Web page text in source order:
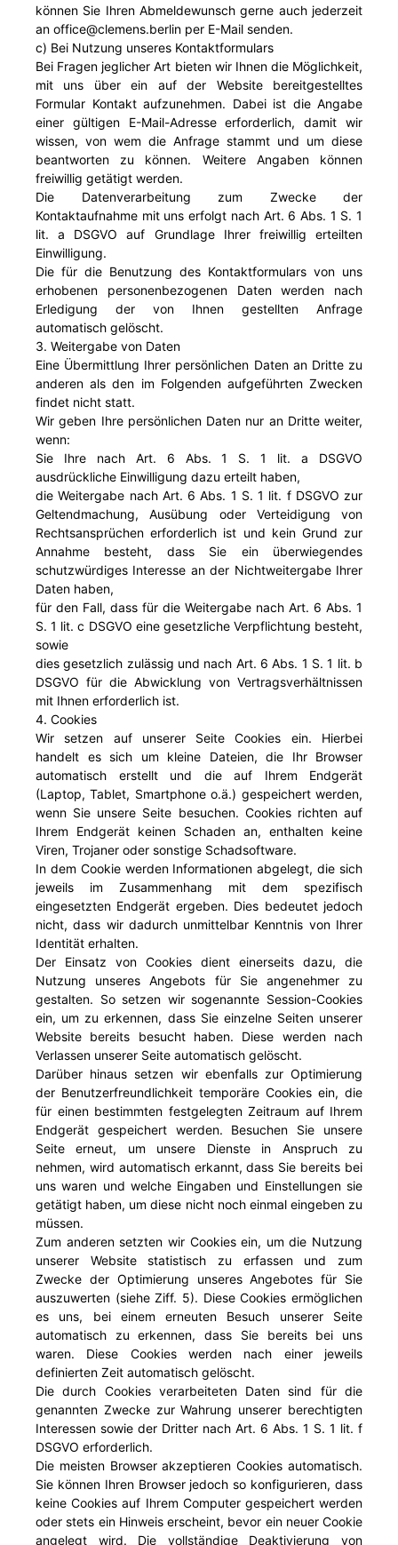
können Sie Ihren Abmeldewunsch gerne auch jederzeit
an office@clemens.berlin per E-Mail senden.
c) Bei Nutzung unseres Kontaktformulars
Bei Fragen jeglicher Art bieten wir Ihnen die Möglichkeit,
mit uns über ein auf der Website bereitgestelltes
Formular Kontakt aufzunehmen. Dabei ist die Angabe
einer gültigen E-Mail-Adresse erforderlich, damit wir
wissen, von wem die Anfrage stammt und um diese
beantworten zu können. Weitere Angaben können
freiwillig getätigt werden.
Die Datenverarbeitung zum Zwecke der
Kontaktaufnahme mit uns erfolgt nach Art. 6 Abs. 1 S. 1
lit. a DSGVO auf Grundlage Ihrer freiwillig erteilten
Einwilligung.
Die für die Benutzung des Kontaktformulars von uns
erhobenen personenbezogenen Daten werden nach
Erledigung der von Ihnen gestellten Anfrage
automatisch gelöscht.
3. Weitergabe von Daten
Eine Übermittlung Ihrer persönlichen Daten an Dritte zu
anderen als den im Folgenden aufgeführten Zwecken
findet nicht statt.
Wir geben Ihre persönlichen Daten nur an Dritte weiter,
wenn:
Sie Ihre nach Art. 6 Abs. 1 S. 1 lit. a DSGVO
ausdrückliche Einwilligung dazu erteilt haben,
die Weitergabe nach Art. 6 Abs. 1 S. 1 lit. f DSGVO zur
Geltendmachung, Ausübung oder Verteidigung von
Rechtsansprüchen erforderlich ist und kein Grund zur
Annahme besteht, dass Sie ein überwiegendes
schutzwürdiges Interesse an der Nichtweitergabe Ihrer
Daten haben,
für den Fall, dass für die Weitergabe nach Art. 6 Abs. 1
S. 1 lit. c DSGVO eine gesetzliche Verpflichtung besteht,
sowie
dies gesetzlich zulässig und nach Art. 6 Abs. 1 S. 1 lit. b
DSGVO für die Abwicklung von Vertragsverhältnissen
mit Ihnen erforderlich ist.
4. Cookies
Wir setzen auf unserer Seite Cookies ein. Hierbei
handelt es sich um kleine Dateien, die Ihr Browser
automatisch erstellt und die auf Ihrem Endgerät
(Laptop, Tablet, Smartphone o.ä.) gespeichert werden,
wenn Sie unsere Seite besuchen. Cookies richten auf
Ihrem Endgerät keinen Schaden an, enthalten keine
Viren, Trojaner oder sonstige Schadsoftware.
In dem Cookie werden Informationen abgelegt, die sich
jeweils im Zusammenhang mit dem spezifisch
eingesetzten Endgerät ergeben. Dies bedeutet jedoch
nicht, dass wir dadurch unmittelbar Kenntnis von Ihrer
Identität erhalten.
Der Einsatz von Cookies dient einerseits dazu, die
Nutzung unseres Angebots für Sie angenehmer zu
gestalten. So setzen wir sogenannte Session-Cookies
ein, um zu erkennen, dass Sie einzelne Seiten unserer
Website bereits besucht haben. Diese werden nach
Verlassen unserer Seite automatisch gelöscht.
Darüber hinaus setzen wir ebenfalls zur Optimierung
der Benutzerfreundlichkeit temporäre Cookies ein, die
für einen bestimmten festgelegten Zeitraum auf Ihrem
Endgerät gespeichert werden. Besuchen Sie unsere
Seite erneut, um unsere Dienste in Anspruch zu
nehmen, wird automatisch erkannt, dass Sie bereits bei
uns waren und welche Eingaben und Einstellungen sie
getätigt haben, um diese nicht noch einmal eingeben zu
müssen.
Zum anderen setzten wir Cookies ein, um die Nutzung
unserer Website statistisch zu erfassen und zum
Zwecke der Optimierung unseres Angebotes für Sie
auszuwerten (siehe Ziff. 5). Diese Cookies ermöglichen
es uns, bei einem erneuten Besuch unserer Seite
automatisch zu erkennen, dass Sie bereits bei uns
waren. Diese Cookies werden nach einer jeweils
definierten Zeit automatisch gelöscht.
Die durch Cookies verarbeiteten Daten sind für die
genannten Zwecke zur Wahrung unserer berechtigten
Interessen sowie der Dritter nach Art. 6 Abs. 1 S. 1 lit. f
DSGVO erforderlich.
Die meisten Browser akzeptieren Cookies automatisch.
Sie können Ihren Browser jedoch so konfigurieren, dass
keine Cookies auf Ihrem Computer gespeichert werden
oder stets ein Hinweis erscheint, bevor ein neuer Cookie
angelegt wird. Die vollständige Deaktivierung von